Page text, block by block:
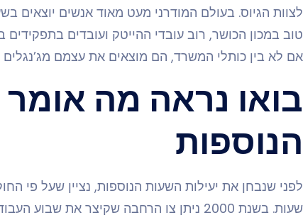
לצוות הגיוס. בעולם המודרני מעט מאוד אנשים יוצאים
טוב במכון הכושר, רוב עובדי ההייטק ועובדים
אם לא בין כותלי המשרד, הם מוצאים את עצמם מג’נגלים
בואו נראה מה
הנוספות